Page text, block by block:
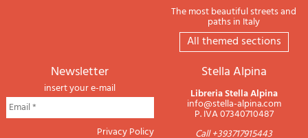
The most beautiful streets and
paths in Italy
All themed sections
newsletter
insert your e-mail
Privacy Policy
Stella Alpina
Libreria Stella Alpina
info@stella-alpina.com
P. IVA 07340710487
Call +393717915443